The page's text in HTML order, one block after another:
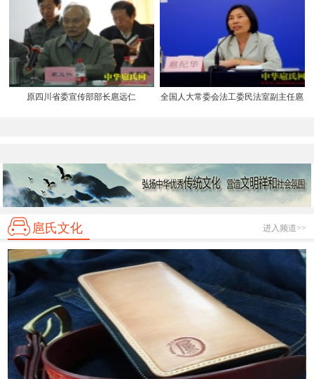
原四川省委宣传部部长扈远仁
全国人大常委会法工委民法室副主任扈
扈氏文化 进入频道>>